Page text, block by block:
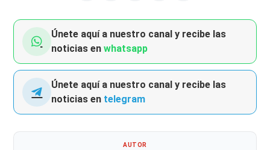
Únete aquí a nuestro canal y recibe las
noticias enwhatsapp
Únete aquí a nuestro canal y recibe las
noticias en telegram
AUTOR